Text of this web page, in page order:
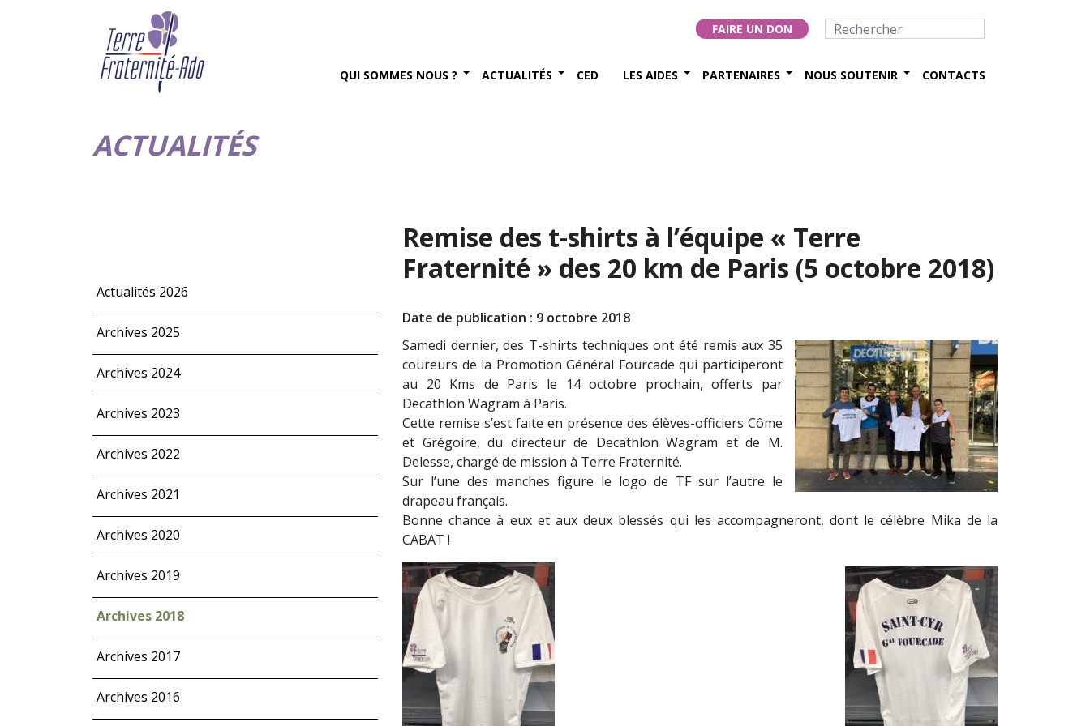
FAIRE UN DON
QUI SOMMES NOUS ? ACTUALITÉS CED LES AIDES PARTENAIRES NOUS SOUTENIR CONTACTS
ACTUALITÉS
Actualités 2026
Archives 2025
Archives 2024
Archives 2023
Archives 2022
Archives 2021
Archives 2020
Archives 2019
Archives 2018
Archives 2017
Archives 2016
Remise des t-shirts à l’équipe « Terre
Fraternité » des 20 km de Paris (5 octobre 2018)
Date de publication : 9 octobre 2018
Samedi dernier, des T-shirts techniques ont été remis aux 35
coureurs de la Promotion Général Fourcade qui participeront
au 20 Kms de Paris le 14 octobre prochain, offerts par
Decathlon Wagram à Paris.
Cette remise s’est faite en présence des élèves-officiers Côme
et Grégoire, du directeur de Decathlon Wagram et de M.
Delesse, chargé de mission à Terre Fraternité.
Sur l’une des manches figure le logo de TF sur l’autre le
drapeau français.
Bonne chance à eux et aux deux blessés qui les accompagneront, dont le célèbre Mika de la
CABAT !